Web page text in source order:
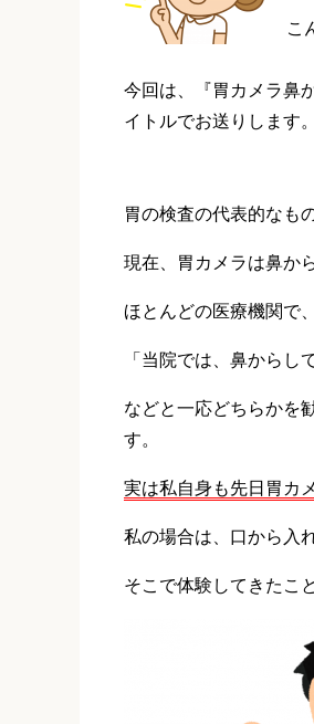
こ
今回は、『胃カメラ鼻
イトルでお送りします。
胃の検査の代表的なも
現在、胃カメラは鼻か
ほとんどの医療機関で、
「当院では、鼻からし
などと一応どちらかを
す。
実は私自身も先日胃カ
私の場合は、口から入
そこで体験してきたこ